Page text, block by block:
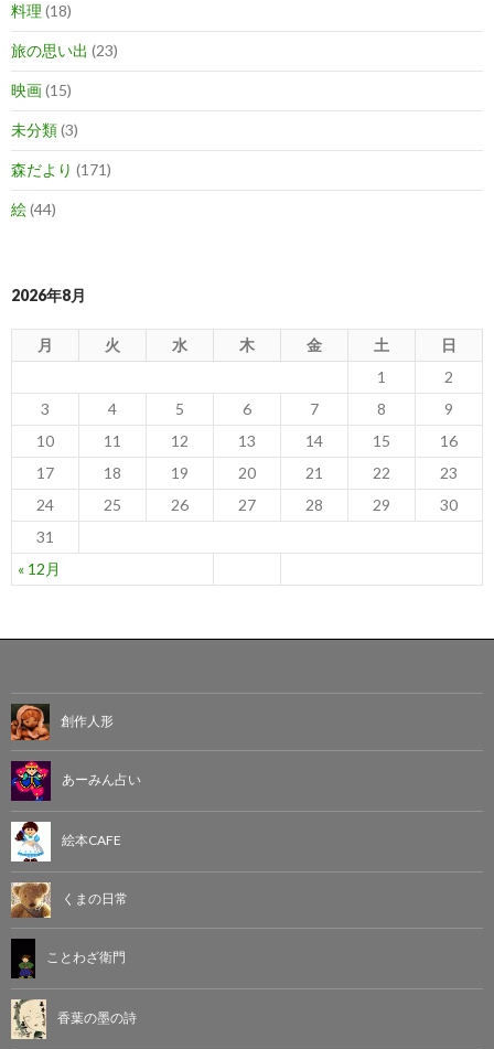
料理 (18)
旅の思い出 (23)
映画(15)
未分類(3)
森だより (171)
絵(44)
2026年8月
月 火 水 木 金 土 日
« 12月
1
2
3
4 5 6 7 8
9
10
11 12 13 14 15
16
17
18 19 20 21 22
23
24
25 26 27 28 29
30
31
創作人形
あーみん占い
絵本CAFE
くまの日常
ことわざ衛門
香葉の墨の詩